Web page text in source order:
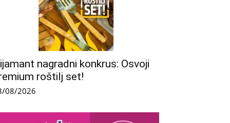
nagradni konkrus: Osvoji
roštilj set!
08/2026